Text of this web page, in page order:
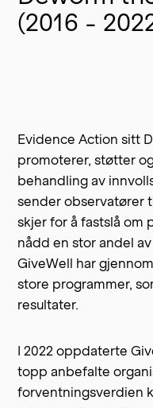
(2016 -
Evidence Action sitt
promoterer, støtter
behandling av
sender observatører
skjer for å fastslå om
nådd en stor andel
GiveWell har
store programmer,
resultater.
I 2022oppdaterte
topp anbefalte
forventningsverdien